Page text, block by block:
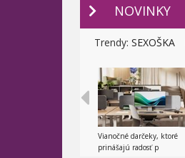
NOVINKY
Trendy: SEXOŠKA
Vianočné darčeky, ktoré
prinášajú radosť p